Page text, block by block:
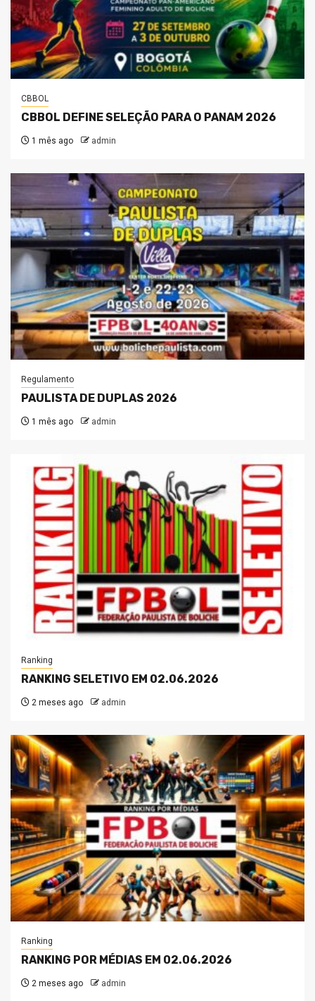
CBBOL
CBBOL DEFINE SELEÇÃO PARA O PANAM 2026
1 mês ago admin
Regulamento
PAULISTA DE DUPLAS 2026
1 mês ago admin
Ranking
RANKING SELETIVO EM 02.06.2026
2 meses ago admin
Ranking
RANKING POR MÉDIAS EM 02.06.2026
2 meses ago admin